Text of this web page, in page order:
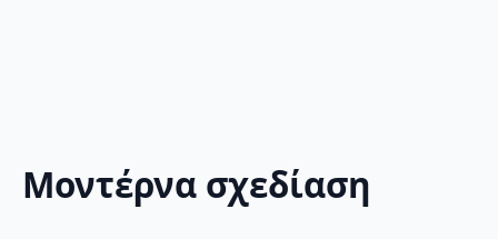
Μοντέρνα σχεδίαση